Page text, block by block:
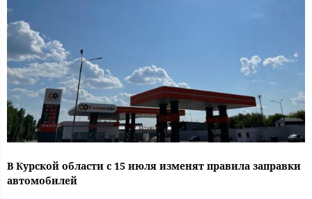
В Курской области с 15 июля изменят правила заправки
автомобилей